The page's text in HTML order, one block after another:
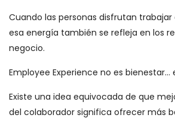
Cuando las personas disfrutan
esa energía también se refleja en los
negocio.
Employee Experience no es bienestar…
Existe una idea equivocada de que
del colaborador significa ofrecer más